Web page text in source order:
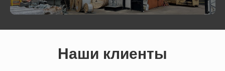
Наши клиенты